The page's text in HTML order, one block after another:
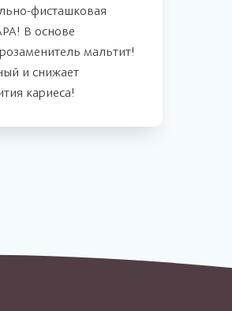
фисташковая
В основе
мальтит!
и снижает
кариеса!